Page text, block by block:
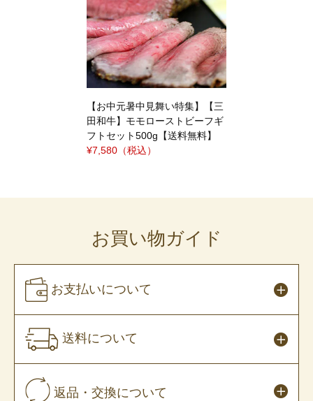
【お中元暑中見舞い特集】【三
田和牛】モモローストビーフギ
フトセット500g【送料無料】
¥7,580 （税込）
お買い物ガイド
お支払いについて
送料について
返品・交換について